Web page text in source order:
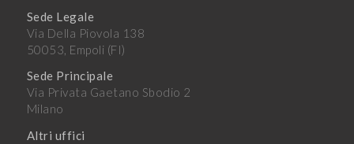
Sede Legale
Via Della Piovola 138
50053, Empoli (FI)
Sede Principale
Via Privata Gaetano Sbodio 2
Milano
Altri uffici